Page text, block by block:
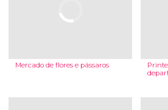
Mercado de flores e pássaros